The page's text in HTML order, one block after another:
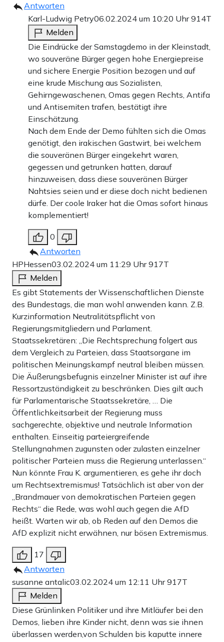
Antworten
Karl-Ludwig Petry06.02.2024 um 10:20 Uhr914T
Melden
Die Eindrücke der Samstagdemo in der Kleinstadt,
wo souveräne Bürger gegen hohe Energiepreise
und sichere Energie Position bezogen und auf
eine krude Mischung aus Sozialisten,
Gehirngewaschenen, Omas gegen Rechts, Antifa
und Antisemiten trafen, bestätigt ihre
Einschätzung.
Nach dem Ende der Demo fühlten sich die Omas
genötigt, den irakischen Gastwirt, bei welchem
die souveränen Bürger eingekehrt waren,
gegessen und getrunken hatten, darauf
hinzuweisen, dass diese souveränen Bürger
Nahtsies seien und er diese doch nicht bedienen
dürfe. Der coole Iraker hat die Omas sofort hinaus
komplementiert!
0
Antworten
HPHessen03.02.2024 um 11:29 Uhr917T
Melden
Es gibt Statements der Wissenschaftlichen Dienste
des Bundestags, die man wohl anwenden kann. Z.B.
Kurzinformation Neutralitätspflicht von
Regierungsmitgliedern und Parlament.
Staatssekretären: „Die Rechtsprechung folgert aus
dem Vergleich zu Parteien, dass Staatsorgane im
politischen Meinungskampf neutral bleiben müssen.
Die Äußerungsbefugnis einzelner Minister ist auf ihre
Ressortzuständigkeit zu beschränken. Dies gilt auch
für Parlamentarische Staatssekretäre, … Die
Öffentlichkeitsarbeit der Regierung muss
sachgerechte, objektive und neutrale Information
enthalten. Einseitig parteiergreifende
Stellungnahmen zugunsten oder zulasten einzelner
politischer Parteien muss die Regierung unterlassen.“
Nun könnte Frau K. argumentieren, es gehe ihr doch
um Rechtsextremismus! Tatsächlich ist aber von der
„Brandmauer von demokratischen Parteien gegen
Rechts“ die Rede, was wohl auch gegen die AfD
heißt. Warten wir ab, ob Reden auf den Demos die
AfD explizit nicht erwähnen, nur bösen Extremismus.
17
Antworten
susanne antalic03.02.2024 um 12:11 Uhr917T
Melden
Diese Grünlinken Politiker und ihre Mitläufer bei den
Demos, lieben ihre Kinder nicht, denn was sie ihnen
überlassen werden,von Schulden bis kaputte innere